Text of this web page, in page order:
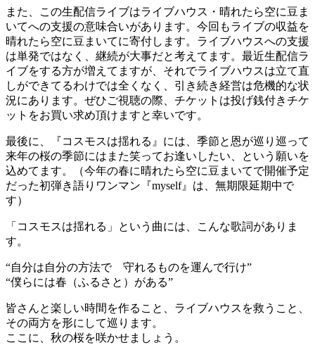
また、この生配信ライブはライブハウス・晴れたら空に豆ま
いてへの支援の意味合いがあります。今回もライブの収益を
晴れたら空に豆まいてに寄付します。ライブハウスへの支援
は単発ではなく、継続が大事だと考えてます。最近生配信ラ
イブをする方が増えてますが、それでライブハウスは立て直
しができてるわけでは全くなく、引き続き経営は危機的な状
況にあります。ぜひご視聴の際、チケットは投げ銭付きチケ
ットをお買い求め頂けますと幸いです。
最後に、『コスモスは揺れる』には、季節と恩が巡り巡って
来年の桜の季節にはまた笑ってお逢いしたい、という願いを
込めてます。（今年の春に晴れたら空に豆まいてで開催予定
だった初弾き語りワンマン『myself』は、無期限延期中で
す）
「コスモスは揺れる」という曲には、こんな歌詞がありま
す。
“自分は自分の方法で 守れるものを運んで行け”
“僕らには春（ふるさと）がある”
皆さんと楽しい時間を作ること、ライブハウスを救うこと、
その両方を形にして巡ります。
ここに、秋の桜を咲かせましょう。